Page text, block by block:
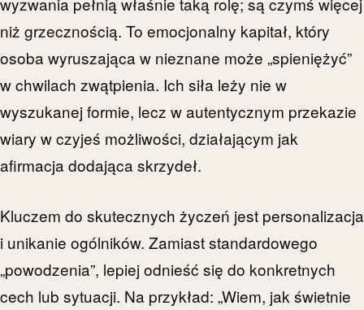
niż grzecznością. To emocjonalny kapitał, który
osoba wyruszająca w nieznane może „spieniężyć”
w chwilach zwątpienia. Ich siła leży nie w
wyszukanej formie, lecz w autentycznym przekazie
wiary w czyjeś możliwości, działającym jak
afirmacja dodająca skrzydeł.
Kluczem do skutecznych życzeń jest personalizacja
i unikanie ogólników. Zamiast standardowego
„powodzenia”, lepiej odnieść się do konkretnych
cech lub sytuacji. Na przykład: „Wiem, jak świetnie